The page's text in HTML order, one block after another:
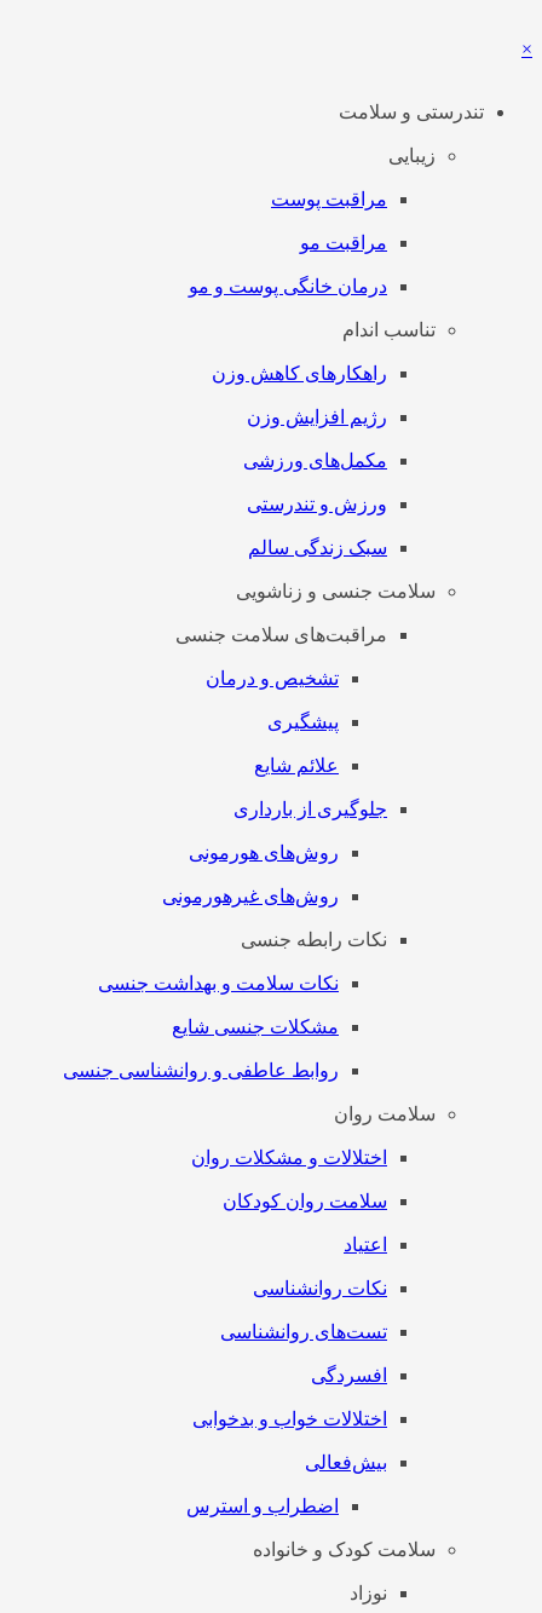
×
تندرستی و سلامت
زیبایی
مراقبت پوست
مراقبت مو
درمان خانگی پوست و مو
تناسب اندام
راهکارهای کاهش وزن
رژیم افزایش وزن
مکمل‌های ورزشی
ورزش و تندرستی
سبک زندگی سالم
سلامت جنسی و زناشویی
مراقبت‌های سلامت جنسی
تشخیص و درمان
پیشگیری
علائم شایع
جلوگیری از بارداری
روش‌های هورمونی
روش‌های غیرهورمونی
نکات رابطه جنسی
نکات سلامت و بهداشت جنسی
مشکلات جنسی شایع
روابط عاطفی و روانشناسی جنسی
سلامت روان
اختلالات و مشکلات روان
سلامت روان کودکان
اعتیاد
نکات روانشناسی
تست‌های روانشناسی
افسردگی
اختلالات خواب و بدخوابی
بیش‌فعالی
اضطراب و استرس
سلامت کودک و خانواده
نوزاد